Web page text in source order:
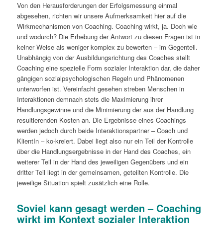
Von den Herausforderungen der Erfolgsmessung einmal
abgesehen, richten wir unsere Aufmerksamkeit hier auf die
Wirkmechanismen von Coaching. Coaching wirkt, ja. Doch wie
und wodurch? Die Erhebung der Antwort zu diesen Fragen ist in
keiner Weise als weniger komplex zu bewerten – im Gegenteil.
Unabhängig von der Ausbildungsrichtung des Coaches stellt
Coaching eine spezielle Form sozialer Interaktion dar, die daher
gängigen sozialpsychologischen Regeln und Phänomenen
unterworfen ist. Vereinfacht gesehen streben Menschen in
Interaktionen demnach stets die Maximierung ihrer
Handlungsgewinne und die Minimierung der aus der Handlung
resultierenden Kosten an. Die Ergebnisse eines Coachings
werden jedoch durch beide Interaktionspartner – Coach und
KlientIn – ko-kreiert. Dabei liegt also nur ein Teil der Kontrolle
über die Handlungsergebnisse in der Hand des Coaches, ein
weiterer Teil in der Hand des jeweiligen Gegenübers und ein
dritter Teil liegt in der gemeinsamen, geteilten Kontrolle. Die
jeweilige Situation spielt zusätzlich eine Rolle.
Soviel kann gesagt werden – Coaching
wirkt im Kontext sozialer Interaktion